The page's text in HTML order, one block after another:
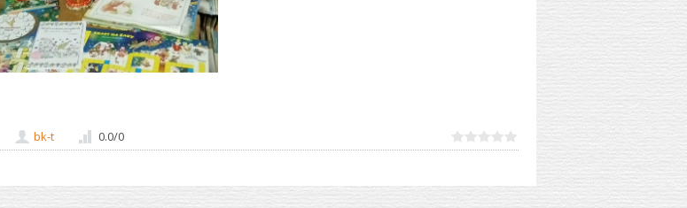
bk-t 0.0/0